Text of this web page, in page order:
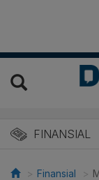
FINANSIAL
Finansial